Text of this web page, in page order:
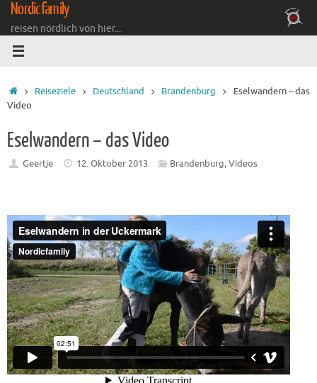
Zum
Inhalt
springen
Nordicfamily
reisen nördlich von hier...
Startseite
Reiseziele Deutschland Brandenburg
Eselwandern – das
Video
Eselwandern – das Video
Geertje 12. Oktober 2013 Brandenburg,Videos